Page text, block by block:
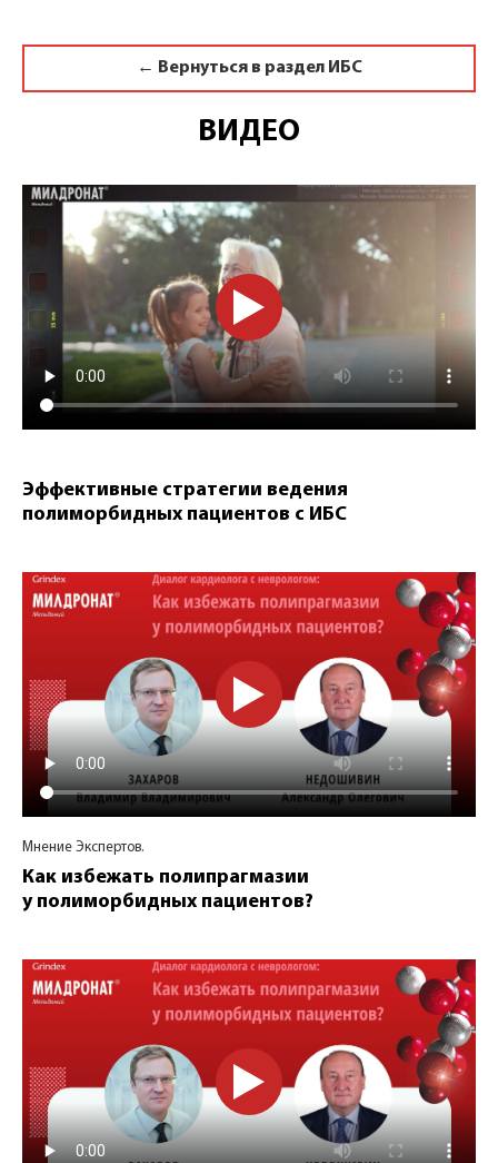
← Вернуться в раздел ИБС
ВИДЕО
Эффективные стратегии ведения
полиморбидных пациентов с ИБС
Мнение Экспертов.
Как избежать полипрагмазии
у полиморбидных пациентов?